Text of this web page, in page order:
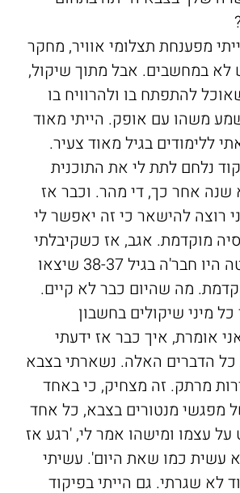
מפענחת תצלומי אוויר, מחקר
במחשבים. אבל מתוך שיקול,
להתפתח בו ולהרוויח בו
משהו עם אופק. הייתי מאוד
ללימודים בגיל מאוד צעיר.
נלחם לתת לי את התוכנית
שנה אחר כך, די מהר. וכבר אז
רוצה להישאר כי זה יאפשר לי
מוקדמת. אגב, אז כשקיבלתי
את ההחלטה היו חבר'ה בגיל 38-37 שיצאו
מה שהיום כבר לא קיים.
מיני שיקולים בחשבון
אומרת, איך כבר אז ידעתי
הדברים האלה. נשארתי בצבא
מרתק. זה מצחיק, כי באחד
מפגשי מנטורים בצבא, כל אחד
עצמו ומישהו אמר לי, 'רגע אז
עשית כמו שאת היום'. עשיתי
לא שגרתי. גם הייתי בפיקוד